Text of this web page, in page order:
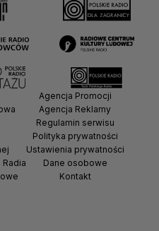
Agencja Promocji
Agencja Reklamy
Regulamin serwisu
Polityka prywatności
Ustawienia prywatności
Dane osobowe
Kontakt